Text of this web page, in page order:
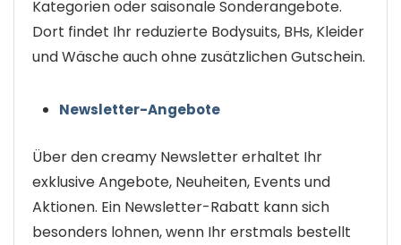
Kategorien oder saisonale Sonderangebote.
Dort findet Ihr reduzierte Bodysuits, BHs, Kleider
und Wäsche auch ohne zusätzlichen Gutschein.
Newsletter-Angebote
Über den creamy Newsletter erhaltet Ihr
exklusive Angebote, Neuheiten, Events und
Aktionen. Ein Newsletter-Rabatt kann sich
besonders lohnen, wenn Ihr erstmals bestellt